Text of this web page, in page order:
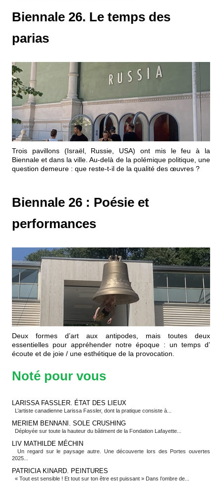
Biennale 26. Le temps des
parias
Trois pavillons (Israël, Russie, USA) ont mis le feu à la
Biennale et dans la ville. Au-delà de la polémique politique, une
question demeure : que reste-t-il de la qualité des œuvres ?
Biennale 26 : Poésie et
performances
Deux formes d’art aux antipodes, mais toutes deux
essentielles pour appréhender notre époque : un temps d’
écoute et de joie / une esthétique de la provocation.
Noté pour vous
LARISSA FASSLER. ÉTAT DES LIEUX
L’artiste canadienne Larissa Fassler, dont la pratique consiste à...
MERIEM BENNANI. SOLE CRUSHING
Déployée sur toute la hauteur du bâtiment de la Fondation Lafayette...
LIV MATHILDE MÉCHIN
Un regard sur le paysage autre. Une découverte lors des Portes ouvertes
2025...
PATRICIA KINARD. PEINTURES
« Tout est sensible ! Et tout sur ton être est puissant » Dans l’ombre de...